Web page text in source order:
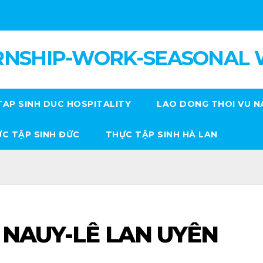
WORK-SEASONAL
SINH DUC HOSPITALITY LAO DONG THOI VU
TẬP SINH ĐỨC THỰC TẬP SINH HÀ LAN
LÊ LAN UYÊN